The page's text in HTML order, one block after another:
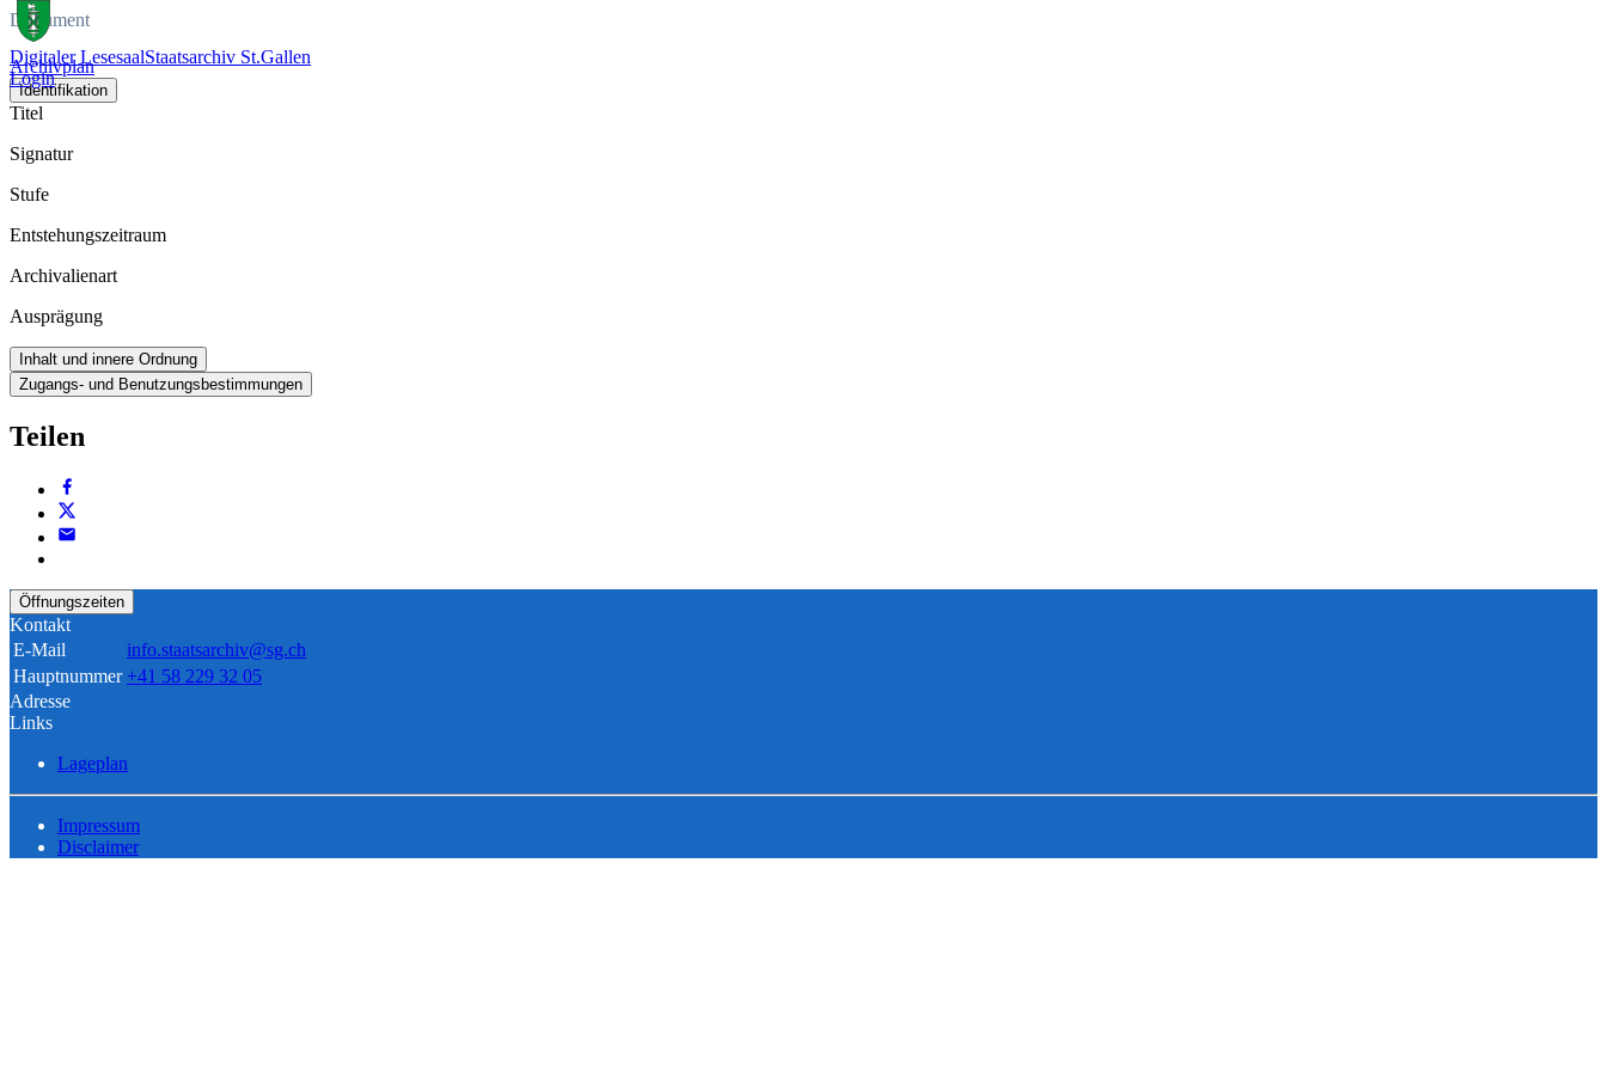
Digitaler LesesaalStaatsarchiv St.Gallen
Login
Dokument
Archivplan
Identifikation
Titel
Signatur
Stufe
Entstehungszeitraum
Archivalienart
Ausprägung
Inhalt und innere Ordnung
Zugangs- und Benutzungsbestimmungen
Teilen
Öffnungszeiten
Kontakt
E-Mail
info.staatsarchiv@sg.ch
Hauptnummer +41 58 229 32 05
Adresse
Links
Lageplan
Impressum
Disclaimer